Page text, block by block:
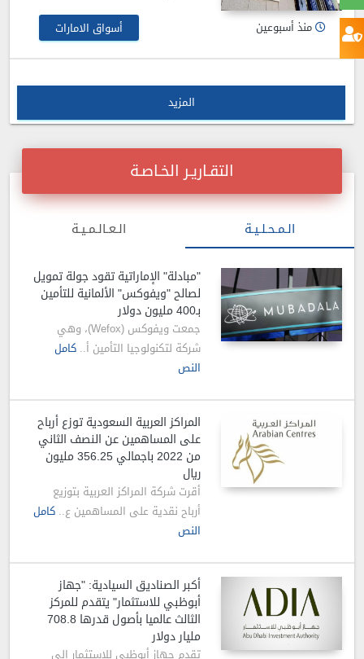
منذ أسبوعين أسواق الامارات
المزيد
التقـاريـر الخـاصـة
الـمـحـلـيـة الـعـالـمـيـة
"مبادلة" الإماراتية تقود جولة تمويل
لصالح "ويفوكس" الألمانية للتأمين
بـ400 مليون دولار
جمعت ويفوكس (Wefox)، وهي
شركة لتكنولوجيا التأمين أ..كامل
النص
المراكز العربية السعودية توزع أرباح
على المساهمين عن النصف الثاني
من 2022 باجمالي 356.25 مليون
ريال
أقرت شركة المراكز العربية بتوزيع
أرباح نقدية على المساهمين ع..كامل
النص
أكبر الصناديق السيادية: "جهاز
أبوظبي للاستثمار" يتقدم للمركز
الثالث عالميا بأصول قدرها 708.8
مليار دولار
تقدم جهاز أبوظبي للاستثمار الى